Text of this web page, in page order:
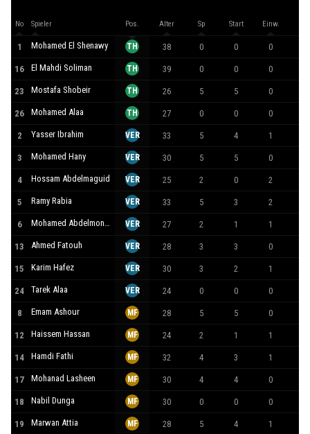
No Spieler
1 Mohamed El Shenawy
16 El Mahdi Soliman
23 Mostafa Shobeir
26 Mohamed Alaa
2 Yasser Ibrahim
3 Mohamed Hany
4 Hossam Abdelmaguid
5 Ramy Rabia
6 Mohamed Abdelmonem
13 Ahmed Fatouh
15 Karim Hafez
24 Tarek Alaa
8 Emam Ashour
12 Haissem Hassan
14 Hamdi Fathi
17 Mohanad Lasheen
18 Nabil Dunga
19 Marwan Attia
Pos. Alter Sp Start Einw.
TH 38 0 0 0
TH 39 0 0 0
TH 26 5 5 0
TH 27 0 0 0
VER 33 5 4 1
VER 30 5 5 0
VER 25 2 0 2
VER 33 5 3 2
VER 27 2 1 1
VER 28 3 3 0
VER 30 3 2 1
VER 24 0 0 0
MF 28 5 5 0
MF 24 2 1 1
MF 32 4 3 1
MF 30 4 4 0
MF 30 0 0 0
MF 28 5 4 1